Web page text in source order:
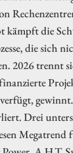
kämpft die
die sich
2026 trennt
Drei
Megatrend